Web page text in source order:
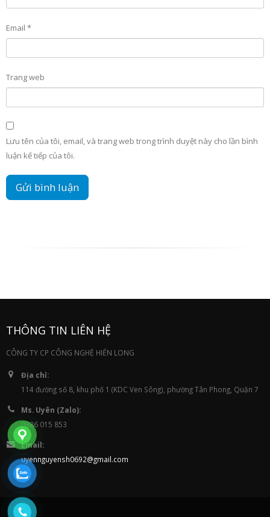
Email *
Trang web
Lưu tên của tôi, email, và trang web trong trình duyệt này cho lần bình
luận kế tiếp của tôi.
THÔNG TIN LIÊN HỆ
CÔNG TY CP CÔNG NGHỆ HIỂN LONG
Địa chỉ:
114 đường số 8, khu phố 1 (KDC Ven Sông), phường Tân Phong, Quận 7
Ms. Uyên (Zalo):
0386 015 853
Email:
uyennguyensh0692@gmail.com